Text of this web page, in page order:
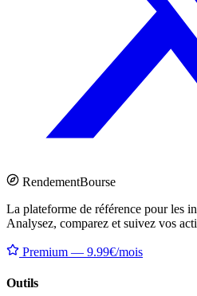
RendementBourse
La plateforme de référence pour les
Analysez, comparez et suivez vos
Premium — 9.99€/mois
Outils